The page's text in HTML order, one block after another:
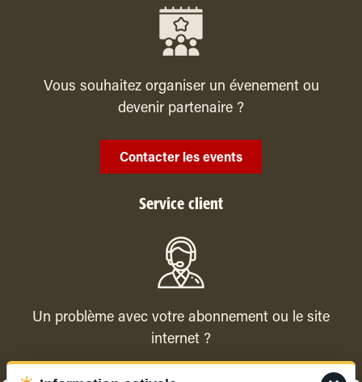
Vous souhaitez organiser un évenement ou
devenir partenaire ?
Contacter les events
Service client
Un problème avec votre abonnement ou le site
internet ?